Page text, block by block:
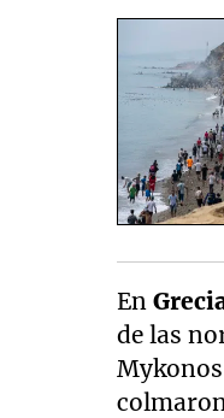
En
de las